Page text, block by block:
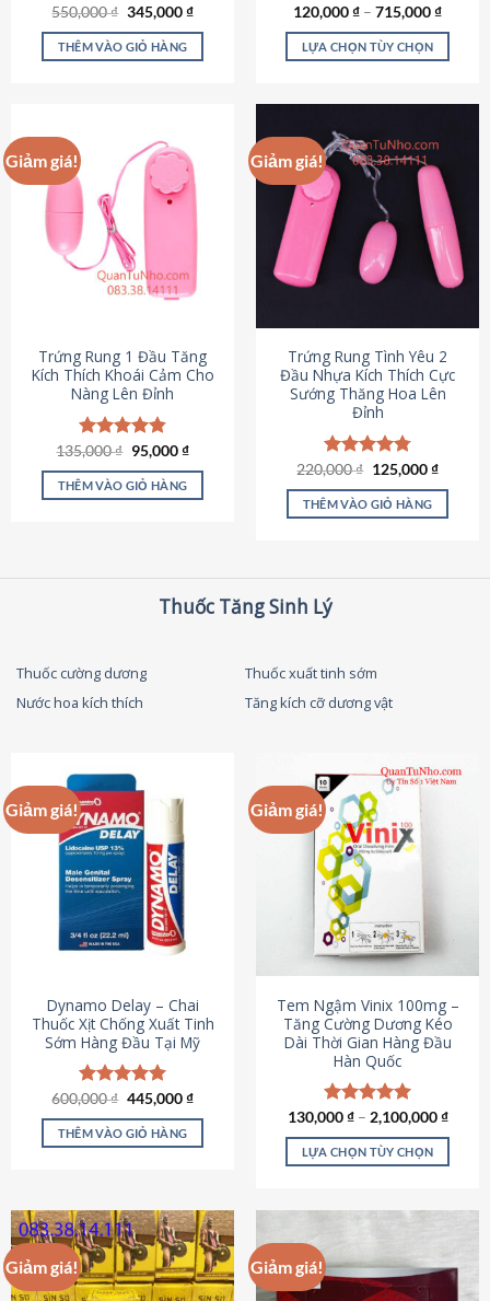
Được xếp
hạng4.81
5 sao
550,000₫ Giá
là:
550,000 ₫.
345,000₫Giá
tại
THÊM VÀO GIỎ HÀNG
Được xếp
hạng4.85
5 sao
120,000₫ – 715,000₫
LỰA CHỌN TÙY CHỌN
có
nhiều
biến
thể.
Các
tùy
chọn
được
chọn
trên
trang
sản
phẩm
Giảm giá!
Trứng Rung 1 Đầu Tăng
Kích Thích Khoái Cảm Cho
Nàng Lên Đỉnh
Được xếp
hạng4.87
5 sao
135,000₫ Giá
gốc
là:
135,000 ₫.
95,000₫Giá
tại
THÊM VÀO GIỎ HÀNG
Giảm giá!
Trứng Rung Tình Yêu 2
Đầu Nhựa Kích Thích Cực
Sướng Thăng Hoa Lên
Đỉnh
Được xếp
hạng4.79
5 sao
220,000₫ Giá
là:
220,000 ₫.
125,000₫Giá
tại
THÊM VÀO GIỎ HÀNG
Thuốc Tăng Sinh Lý
Thuốc cường dương
Thuốc xuất tinh sớm
Nước hoa kích thích
Tăng kích cỡ dương vật
Giảm giá!
Dynamo Delay – Chai
Thuốc Xịt Chống Xuất Tinh
Sớm Hàng Đầu Tại Mỹ
Được xếp
hạng5.00
5 sao
600,000₫ Giá
là:
600,000 ₫.
445,000₫Giá
tại
THÊM VÀO GIỎ HÀNG
Giảm giá!
Tem Ngậm Vinix 100mg –
Tăng Cường Dương Kéo
Dài Thời Gian Hàng Đầu
Hàn Quốc
Được xếp
hạng5.00
5 sao
130,000₫– 2,100,000₫
LỰA CHỌN TÙY CHỌN
nhiều
biến
Giảm giá! Giảm giá!